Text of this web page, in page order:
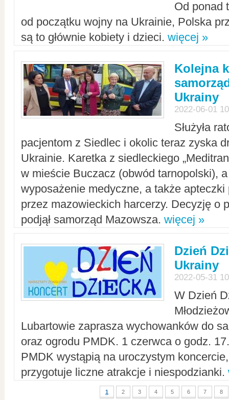
Od ponad
od początku wojny na Ukrainie, Polska
są to głównie kobiety i dzieci. więcej »
Kolejna
Ukrainy
2022-06-01
Służyła
pacjentom z Siedlec i okolic teraz zyska
Ukrainie. Karetka z siedleckiego
w mieście Buczacz (obwód tarnopolski),
wyposażenie medyczne, a także apteczki
przez mazowieckich harcerzy. Decyzję o
podjął samorząd Mazowsza. więcej »
Dzień
Ukrainy
2022-05-31
W Dzień
Lubartowie zaprasza wychowanków do
oraz ogrodu PMDK. 1 czerwca o godz.
PMDK wystąpią na uroczystym
przygotuje liczne atrakcje i niespodzianki.
1 2 3 4 5 6 7 8